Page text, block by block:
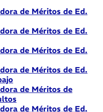
de Méritos de Ed.
de Méritos de Ed.
de Méritos de Ed.
de Méritos de Ed.
de Méritos de
de Méritos de Ed.